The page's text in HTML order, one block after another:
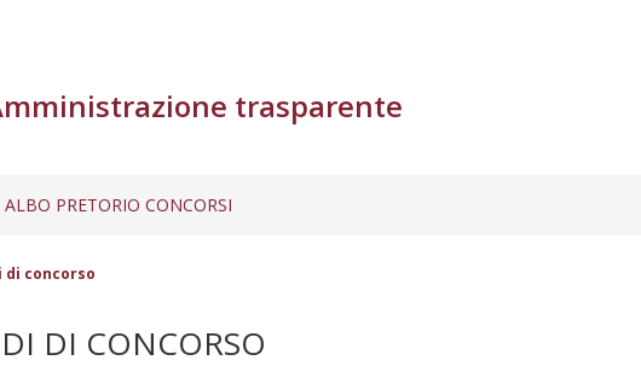
trasparente
ALBO PRETORIO CONCORSI
di concorso
DI CONCORSO